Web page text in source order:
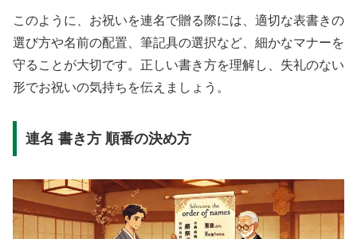
このように、お祝いを連名で贈る際には、適切な表書きの
選び方や名前の配置、筆記具の選択など、細かなマナーを
守ることが大切です。正しい書き方を理解し、失礼のない
形でお祝いの気持ちを伝えましょう。
連名 書き方 順番の決め方